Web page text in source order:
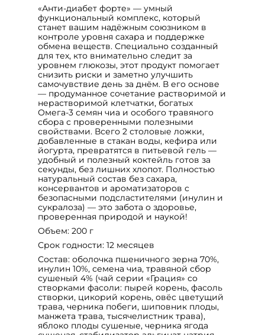
«Анти‑диабет форте» — умный
функциональный комплекс, который
станет вашим надёжным союзником в
контроле уровня сахара и поддержке
обмена веществ. Специально созданный
для тех, кто внимательно следит за
уровнем глюкозы, этот продукт помогает
снизить риски и заметно улучшить
самочувствие день за днём. В его основе
— продуманное сочетание растворимой и
нерастворимой клетчатки, богатых
Омега‑3 семян чиа и особого травяного
сбора с проверенными полезными
свойствами. Всего 2 столовые ложки,
добавленные в стакан воды, кефира или
йогурта, превратятся в питьевой гель —
удобный и полезный коктейль готов за
секунды, без лишних хлопот. Полностью
натуральный состав без сахара,
консервантов и ароматизаторов с
безопасными подсластителями (инулин и
сукралоза) — это забота о здоровье,
проверенная природой и наукой!
Объем: 200 г
Срок годности: 12 месяцев
Состав: оболочка пшеничного зерна 70%,
инулин 10%, семена чиа, травяной сбор
сушеный 4% (чай серии «Грация» со
створками фасоли: пырей корень, фасоль
створки, цикорий корень, овёс цветущий
трава, черника побеги, шиповник плоды,
манжета трава, тысячелистник трава),
яблоко плоды сушеные, черника ягода